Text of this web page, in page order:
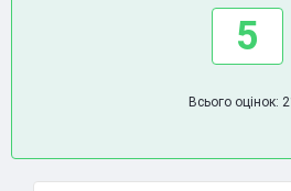
5
Всього оцінок: